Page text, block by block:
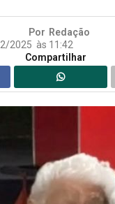
Por Redação
2025 às 11:42
Compartilhar